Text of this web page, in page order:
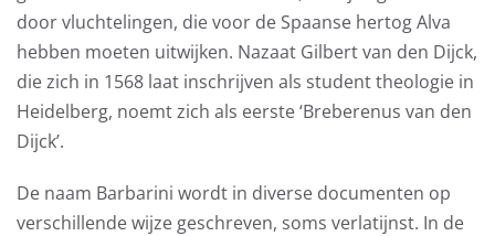
door vluchtelingen, die voor de Spaanse hertog Alva
hebben moeten uitwijken. Nazaat Gilbert van den Dijck,
die zich in 1568 laat inschrijven als student theologie in
Heidelberg, noemt zich als eerste ‘Breberenus van den
Dijck’.
De naam Barbarini wordt in diverse documenten op
verschillende wijze geschreven, soms verlatijnst. In de